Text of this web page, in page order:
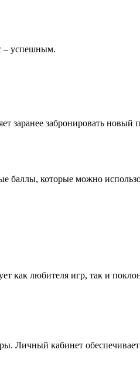
– успешным.
заранее забронировать новый
баллы, которые можно
как любителя игр, так и
Личный кабинет